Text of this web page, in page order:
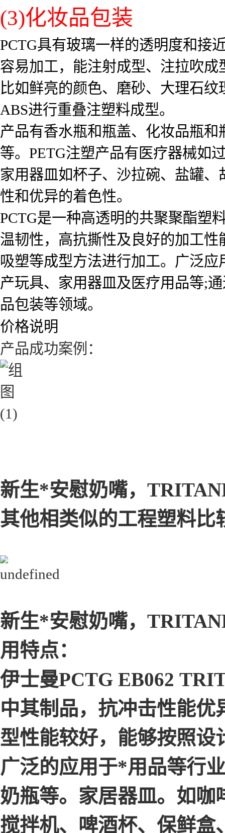
(3)化妆品包装
PCTG具有玻璃一样的透明度和接
容易加工，能注射成型、注拉吹
比如鲜亮的颜色、磨砂、大理石
ABS进行重叠注塑料成型。
产品有香水瓶和瓶盖、化妆品瓶
等。PETG注塑产品有医疗器械如
家用器皿如杯子、沙拉碗、盐罐
性和优异的着色性。
PCTG是一种高透明的共聚聚酯塑
温韧性，高抗撕性及良好的加工
吸塑等成型方法进行加工。广泛
产玩具、家用器皿及医疗用品等;
品包装等领域。
价格说明
产品成功案例：
新生*安慰奶嘴，
其他相类似的工程塑料比
新生*安慰奶嘴，
用特点：
伊士曼PCTG EB062
中其制品，抗冲击性能
型性能较好，能够按照
广泛的应用于*用品等行
奶瓶等。家居器皿。如咖
搅拌机、啤酒杯、保鲜盒